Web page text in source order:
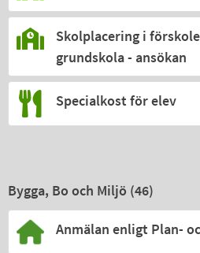
Skolplacering i
grundskola - ansökan
Specialkost för elev
Bygga, Bo och Miljö (46)
Anmälan enligt Plan-